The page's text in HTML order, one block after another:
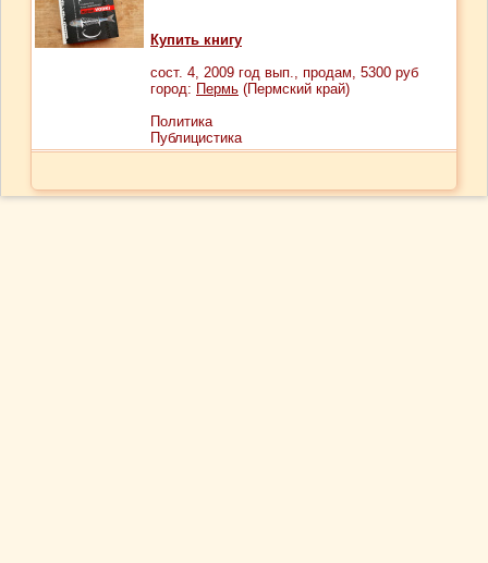
Купить книгу
сост. 4, 2009 год вып., продам, 5300 руб
город: Пермь (Пермский край)
Политика
Публицистика